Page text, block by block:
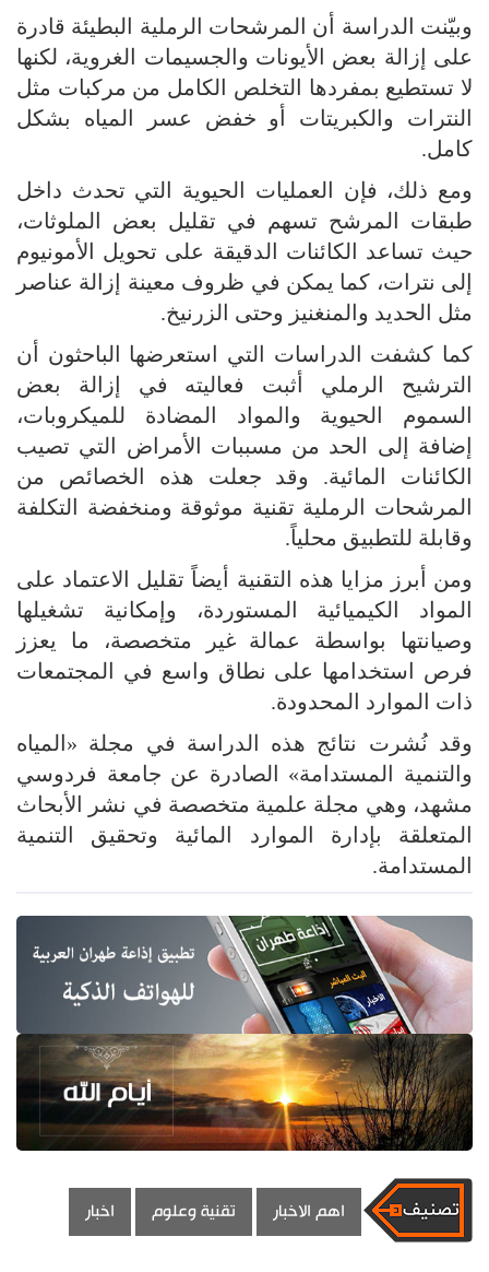
وبيّنت الدراسة أن المرشحات الرملية البطيئة قادرة
على إزالة بعض الأيونات والجسيمات الغروية، لكنها
لا تستطيع بمفردها التخلص الكامل من مركبات مثل
النترات والكبريتات أو خفض عسر المياه بشكل
كامل.
ومع ذلك، فإن العمليات الحيوية التي تحدث داخل
طبقات المرشح تسهم في تقليل بعض الملوثات،
حيث تساعد الكائنات الدقيقة على تحويل الأمونيوم
إلى نترات، كما يمكن في ظروف معينة إزالة عناصر
مثل الحديد والمنغنيز وحتى الزرنيخ.
كما كشفت الدراسات التي استعرضها الباحثون أن
الترشيح الرملي أثبت فعاليته في إزالة بعض
السموم الحيوية والمواد المضادة للميكروبات،
إضافة إلى الحد من مسببات الأمراض التي تصيب
الكائنات المائية. وقد جعلت هذه الخصائص من
المرشحات الرملية تقنية موثوقة ومنخفضة التكلفة
وقابلة للتطبيق محلياً.
ومن أبرز مزايا هذه التقنية أيضاً تقليل الاعتماد على
المواد الكيميائية المستوردة، وإمكانية تشغيلها
وصيانتها بواسطة عمالة غير متخصصة، ما يعزز
فرص استخدامها على نطاق واسع في المجتمعات
ذات الموارد المحدودة.
وقد نُشرت نتائج هذه الدراسة في مجلة «المياه
والتنمية المستدامة» الصادرة عن جامعة فردوسي
مشهد، وهي مجلة علمية متخصصة في نشر الأبحاث
المتعلقة بإدارة الموارد المائية وتحقيق التنمية
المستدامة.
اهم الاخبار تقنية وعلوم اخبار